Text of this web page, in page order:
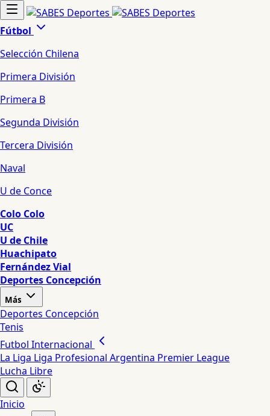
Fútbol
Selección Chilena
Primera División
Primera B
Segunda División
Tercera División
Naval
U de Conce
Colo Colo
UC
U de Chile
Huachipato
Fernández Vial
Deportes Concepción
Más
Deportes Concepción
Tenis
Futbol Internacional
La Liga Liga Profesional Argentina Premier League
Lucha Libre
Inicio